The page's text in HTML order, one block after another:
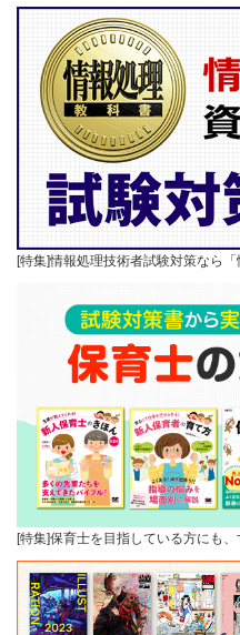
[特集]情報処理技術者試験対策なら「
[特集]保育士を目指している方にも